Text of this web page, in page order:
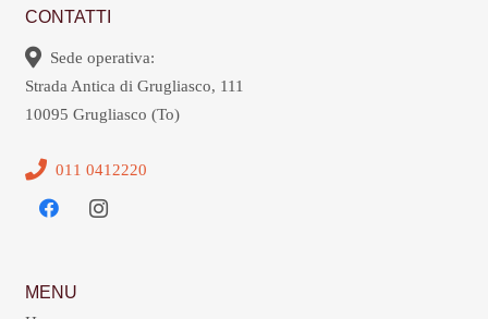
CONTATTI
Sede operativa:
Strada Antica di Grugliasco, 111
10095 Grugliasco (To)
011 0412220
MENU